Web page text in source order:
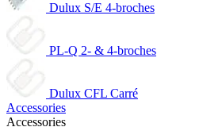
Dulux S/E 4-broches
PL-Q 2- & 4-broches
Dulux CFL Carré
Accessories
Accessories